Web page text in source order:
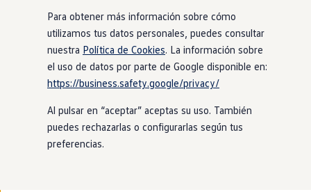
Tarifas de carga
Carga en casa
Modos de carga
Autonomía
Clientes y posventa
Club Volkswagen
Ofertas posventa
Beneficios Volkswagen
Asistencia en carretera
Servicios de movilidad
Garantía del fabricante
Para obtener más información sobre cómo
utilizamos tus datos personales, puedes consultar
nuestra Política de Cookies. La información sobre
el uso de datos por parte de Google disponible en:
https://business.safety.google/privacy/
Al pulsar en “aceptar” aceptas su uso. También
puedes rechazarlas o configurarlas según tus
preferencias.